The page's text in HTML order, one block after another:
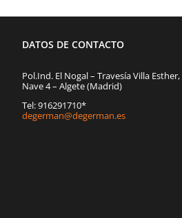
DATOS DE CONTACTO
Pol.Ind. El Nogal – Travesía Villa Esther,
Nave 4 – Algete (Madrid)
Tel: 916291710*
degerman@degerman.es